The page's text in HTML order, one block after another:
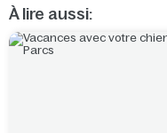
À lire aussi: